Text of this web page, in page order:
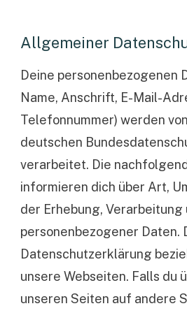
Allgemeiner
Deine personenbezogenen
Name, Anschrift, E-Mail-
Telefonnummer) werden
deutschen
verarbeitet. Die
informieren dich über Art,
der Erhebung, Verarbeitung
personenbezogener Daten.
Datenschutzerklärung
unsere Webseiten. Falls du
unseren Seiten auf andere